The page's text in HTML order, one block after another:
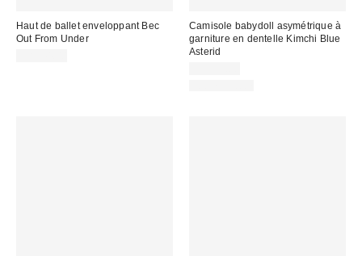
Haut de ballet enveloppant Bec
Out From Under
Camisole babydoll asymétrique à
garniture en dentelle Kimchi Blue
Asterid